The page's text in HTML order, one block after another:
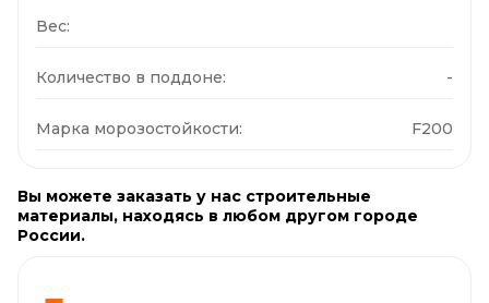
Вес:
Количество в поддоне: -
Марка морозостойкости: F200
Вы можете заказать у нас строительные
материалы, находясь в любом другом городе
России.